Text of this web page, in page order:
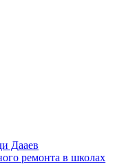
Дааев
ремонта в школах